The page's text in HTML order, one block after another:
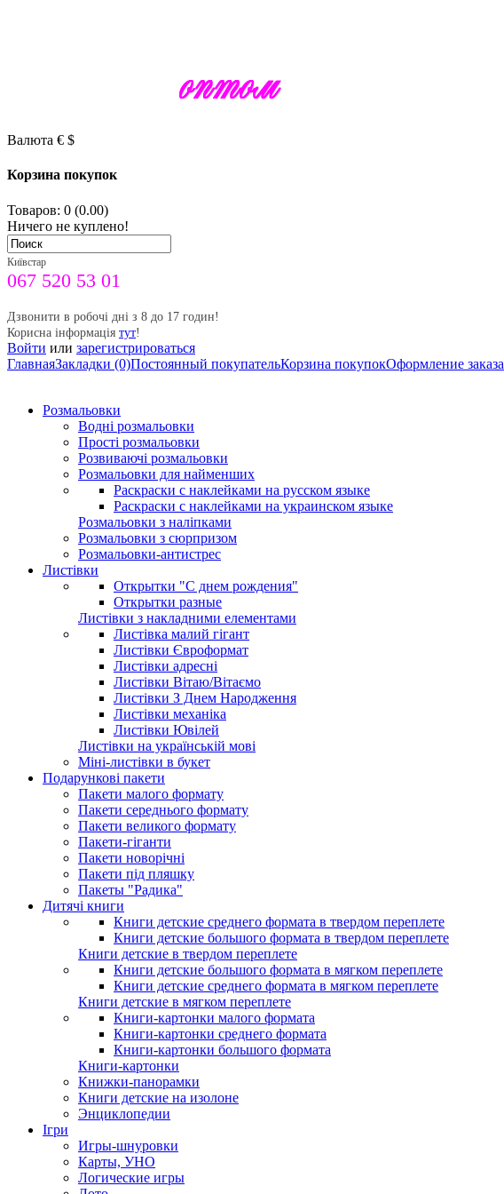
Валюта € $
Корзина покупок
Товаров: 0 (0.00)
Ничего не куплено!
Київстар
067 520 53 01
Дзвонити в робочі дні з 8 до 17 годин!
Корисна інформація тут!
Войти или зарегистрироваться
ГлавнаяЗакладки (0)Постоянный покупательКорзина покупокОформление заказа
Розмальовки
Водні розмальовки
Прості розмальовки
Розвиваючі розмальовки
Розмальовки для найменших
Раскраски с наклейками на русском языке
Раскраски с наклейками на украинском языке
Розмальовки з наліпками
Розмальовки з сюрпризом
Розмальовки-антистрес
Листівки
Открытки "С днем рождения"
Открытки разные
Листівки з накладними елементами
Листівка малий гігант
Листівки Євроформат
Листівки адресні
Листівки Вітаю/Вітаємо
Листівки З Днем Народження
Листівки механіка
Листівки Ювілей
Листівки на українській мові
Міні-листівки в букет
Подарункові пакети
Пакети малого формату
Пакети середнього формату
Пакети великого формату
Пакети-гіганти
Пакети новорічні
Пакети під пляшку
Пакеты "Радика"
Дитячі книги
Книги детские среднего формата в твердом переплете
Книги детские большого формата в твердом переплете
Книги детские в твердом переплете
Книги детские большого формата в мягком переплете
Книги детские среднего формата в мягком переплете
Книги детские в мягком переплете
Книги-картонки малого формата
Книги-картонки среднего формата
Книги-картонки большого формата
Книги-картонки
Книжки-панорамки
Книги детские на изолоне
Энциклопедии
Ігри
Игры-шнуровки
Карты, УНО
Логические игры